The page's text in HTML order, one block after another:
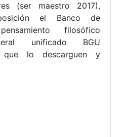
(ser maestro 2017),
el Banco de
filosófico
unificado BGU
que lo descarguen y